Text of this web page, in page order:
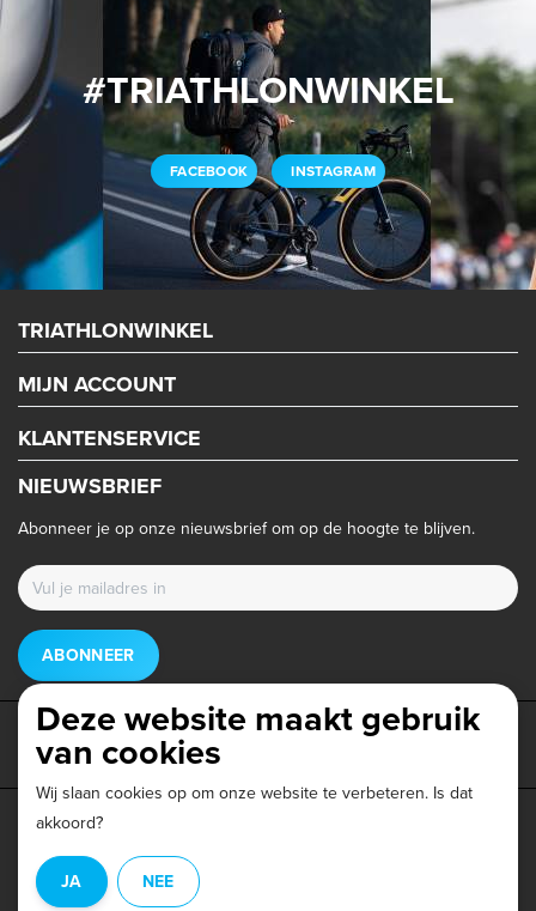
#TRIATHLONWINKEL
FACEBOOK INSTAGRAM
TRIATHLONWINKEL
MIJN ACCOUNT
KLANTENSERVICE
NIEUWSBRIEF
Abonneer je op onze nieuwsbrief om op de hoogte te blijven.
ABONNEER
Privacy beleid
© Copyright 2026 - Triathlonwinkel.nl | Realisatie
Deze website maakt gebruik
van cookies
Wij slaan cookies op om onze website te verbeteren. Is dat
akkoord?
JA NEE